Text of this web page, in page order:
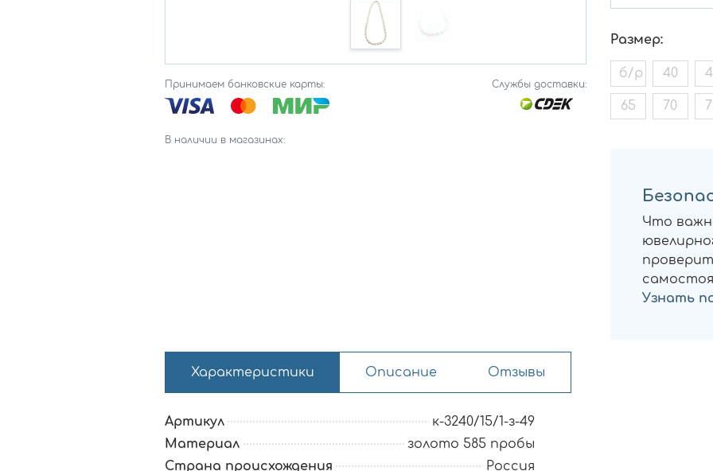
Принимаем банковские карты: Службы доставки:
В наличии в магазинах:
Размер:
б/р 40
65 70
Что
Узнать
Характеристики Описание Отзывы
Артикул
к-3240/15/1-з-49
Материал
золото 585 пробы
Страна происхождения
Россия